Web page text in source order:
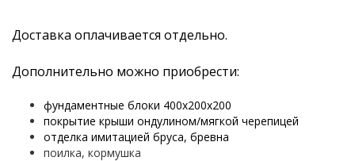
Доставка оплачивается отдельно.
Дополнительно можно приобрести:
фундаментные блоки 400х200х200
покрытие крыши ондулином/мягкой черепицей
отделка имитацией бруса, бревна
поилка, кормушка